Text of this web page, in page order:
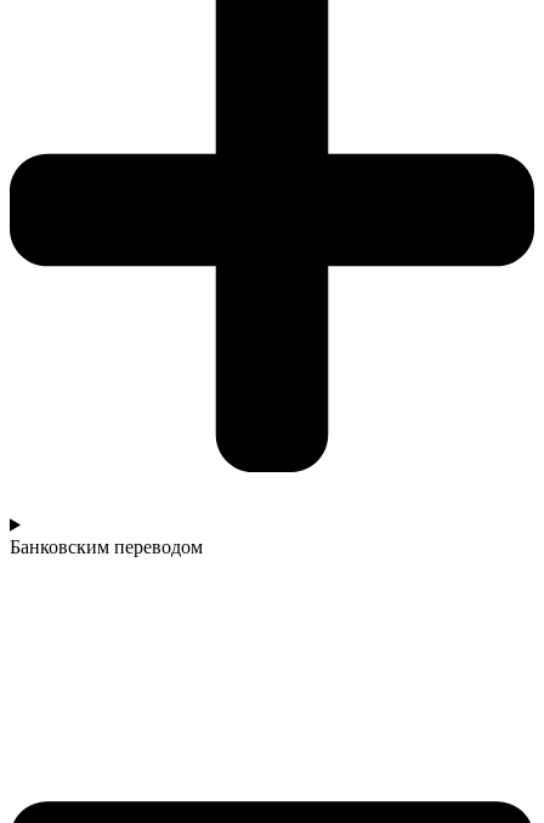
Банковским переводом